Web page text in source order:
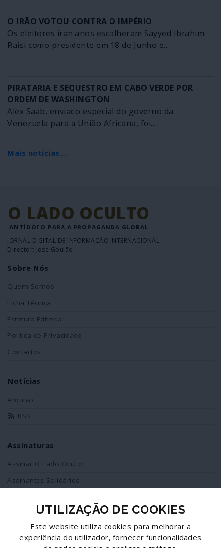
O IRÃO VOTOU CONTRA O IMPÉRIO
Os eleitores iranianos escolheram Sayyed Ibrahim
Raisi como presidente em 18 de Junho e...
PIRATARIA E SEQUESTRO EM CABO VERDE POR
ORDEM DE WASHINGTON
Alex Saab, enviado especial do governo da
Venezuela para a União Africana, foi...
Mais notícias...
O LADO OCULTO
ANTÍDOTO PARA A PROPAGANDA GLOBAL
JORNAL DIGITAL DE INFORMAÇÃO INTERNACIONAL
Director: José Goulão
Sobre Nós
Quem Somos
Ficha Técnica
Estatuto Editorial
Política de Privacidade
Contactos
Notícias
Arquivo
RSS
Assinaturas
Assinar O Lado Oculto
Assinantes Solidários
Redes Sociais
Siga-nos no facebook
UTILIZAÇÃO DE COOKIES
Este website utiliza cookies para melhorar a
experiência do utilizador, fornecer funcionalidades